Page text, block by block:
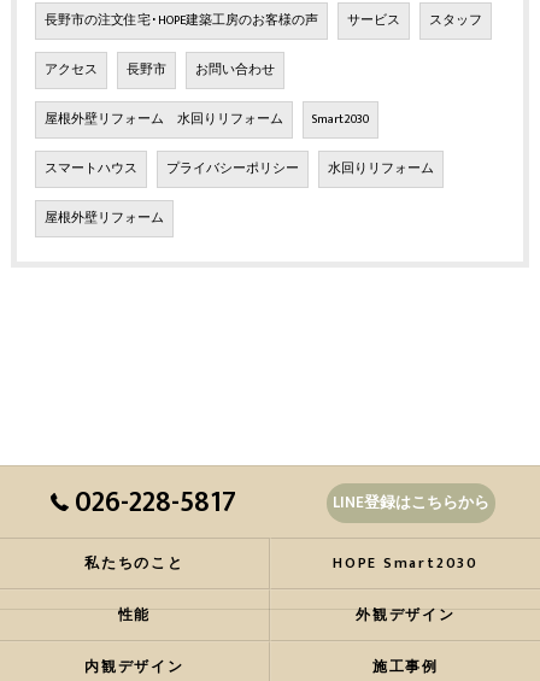
長野市の注文住宅･HOPE建築工房のお客様の声 サービス スタッフ
アクセス 長野市 お問い合わせ
屋根外壁リフォーム 水回りリフォーム Smart2030
スマートハウス プライバシーポリシー 水回りリフォーム
屋根外壁リフォーム
026-228-5817 LINE登録はこちらから
私たちのこと HOPE Smart2030
性能 外観デザイン
内観デザイン 施工事例